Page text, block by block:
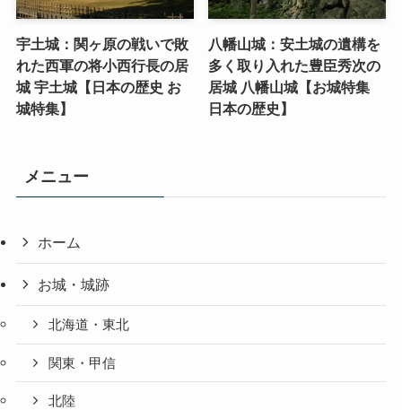
宇土城：関ヶ原の戦いで敗
れた西軍の将小西行長の居
城 宇土城【日本の歴史 お
城特集】
八幡山城：安土城の遺構を
多く取り入れた豊臣秀次の
居城 八幡山城【お城特集
日本の歴史】
メニュー
ホーム
お城・城跡
北海道・東北
関東・甲信
北陸